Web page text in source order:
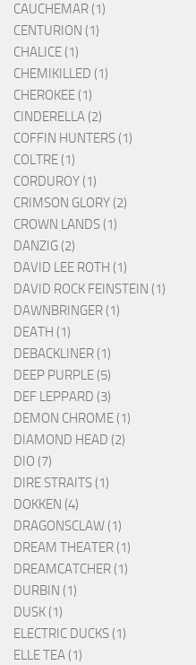
CAUCHEMAR (1)
CENTURION (1)
CHALICE (1)
CHEMIKILLED (1)
CHEROKEE (1)
CINDERELLA (2)
COFFIN HUNTERS (1)
COLTRE (1)
CORDUROY (1)
CRIMSON GLORY (2)
CROWN LANDS (1)
DANZIG (2)
DAVID LEE ROTH (1)
DAVID ROCK FEINSTEIN (1)
DAWNBRINGER (1)
DEATH (1)
DEBACKLINER (1)
DEEP PURPLE (5)
DEF LEPPARD (3)
DEMON CHROME (1)
DIAMOND HEAD (2)
DIO (7)
DIRE STRAITS (1)
DOKKEN (4)
DRAGONSCLAW (1)
DREAM THEATER (1)
DREAMCATCHER (1)
DURBIN (1)
DUSK (1)
ELECTRIC DUCKS (1)
ELLE TEA (1)